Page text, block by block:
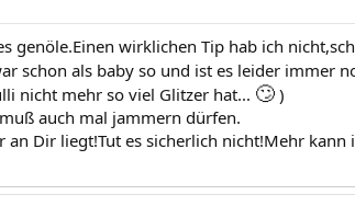
genöle.Einen wirklichen Tip hab ich
schon als baby so und ist es leider immer
nicht mehr so viel Glitzer hat... 🙄 )
auch mal jammern dürfen.
Dir liegt!Tut es sicherlich nicht!Mehr kann